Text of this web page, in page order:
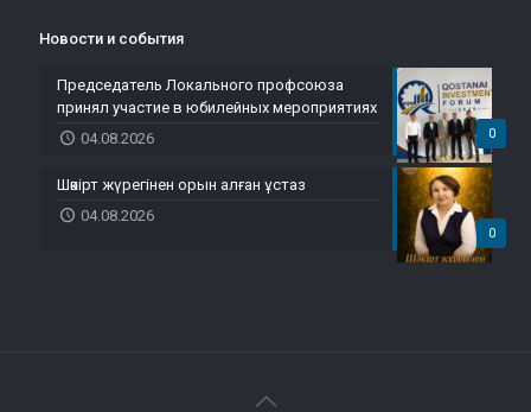
Новости и события
0
Председатель Локального профсоюза
принял участие в юбилейных мероприятиях
04.08.2026
0
Шәкірт жүрегінен орын алған ұстаз
04.08.2026